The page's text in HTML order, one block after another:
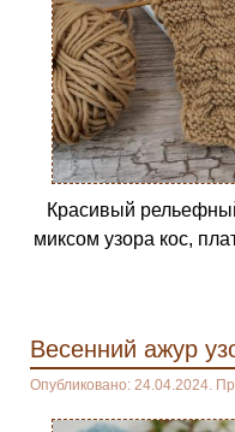
Красивый
миксом узора кос,
Весенний ажур
Опубликовано: 24.04.2024.